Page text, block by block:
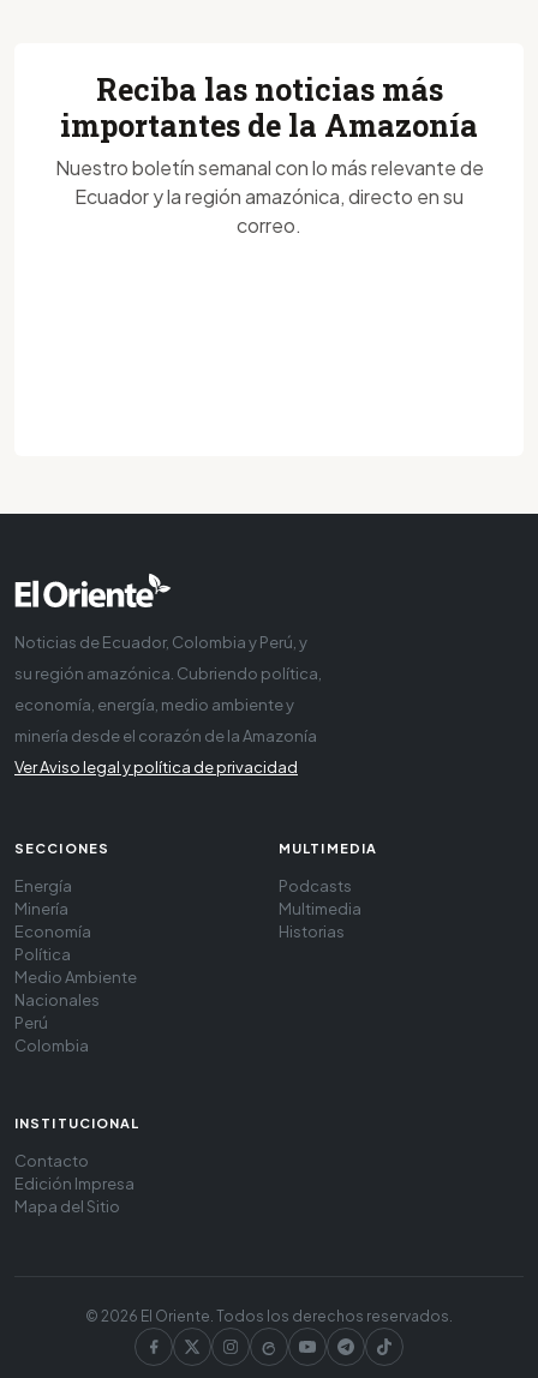
Reciba las noticias más
importantes de la Amazonía
Nuestro boletín semanal con lo más relevante de
Ecuador y la región amazónica, directo en su
correo.
Noticias de Ecuador, Colombia y Perú, y
su región amazónica. Cubriendo política,
economía, energía, medio ambiente y
minería desde el corazón de la Amazonía
Ver Aviso legal y política de privacidad
SECCIONES
Energía
Minería
Economía
Política
Medio Ambiente
Nacionales
Perú
Colombia
MULTIMEDIA
Podcasts
Multimedia
Historias
INSTITUCIONAL
Contacto
Edición Impresa
Mapa del Sitio
© 2026 El Oriente. Todos los derechos reservados.